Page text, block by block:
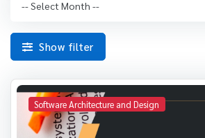
Show filter
Software Architecture and Design